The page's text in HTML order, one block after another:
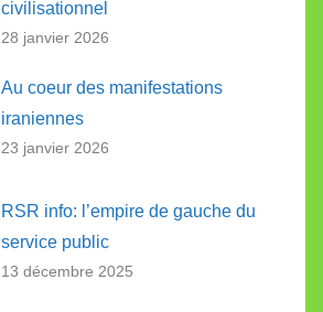
civilisationnel
28 janvier 2026
Au coeur des manifestations
iraniennes
23 janvier 2026
RSR info: l’empire de gauche du
service public
13 décembre 2025